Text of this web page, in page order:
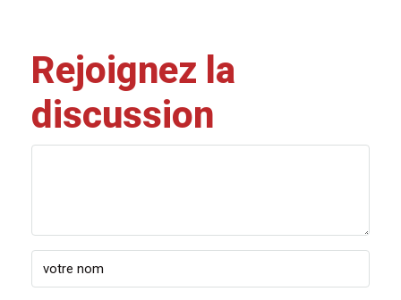
Rejoignez la
discussion